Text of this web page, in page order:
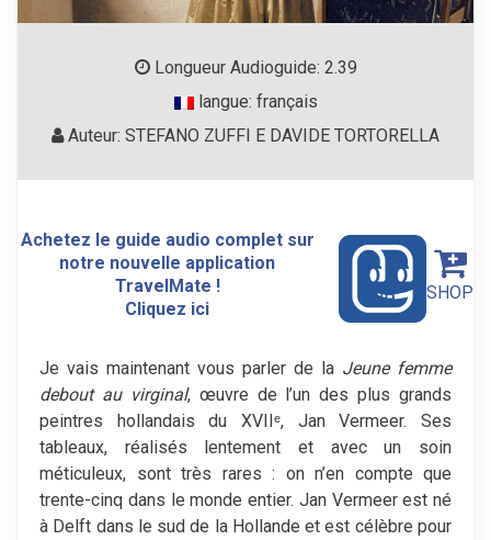
Longueur Audioguide: 2.39
langue: français
Auteur: STEFANO ZUFFI E DAVIDE TORTORELLA
Achetez le guide audio complet sur
notre nouvelle application
TravelMate !
Cliquez ici
SHOP
Je vais maintenant vous parler de la Jeune femme
debout au virginal, œuvre de l’un des plus grands
peintres hollandais du XVIIᵉ, Jan Vermeer. Ses
tableaux, réalisés lentement et avec un soin
méticuleux, sont très rares : on n’en compte que
trente-cinq dans le monde entier. Jan Vermeer est né
à Delft dans le sud de la Hollande et est célèbre pour